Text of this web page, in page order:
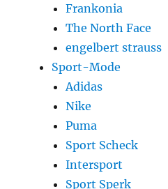
Frankonia
The North Face
engelbert strauss
Sport-Mode
Adidas
Nike
Puma
Sport Scheck
Intersport
Sport Sperk